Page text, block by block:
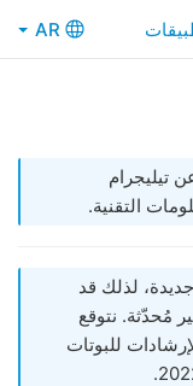
AR
تيليجرام
التقنية.
لذلك قد
مُحدّثة. نتوقع
للبوتات